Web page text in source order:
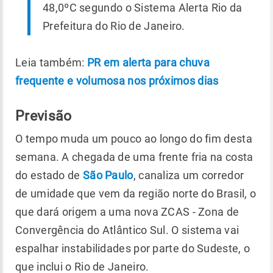
48,0ºC segundo o Sistema Alerta Rio da
Prefeitura do Rio de Janeiro.
Leia também: PR em alerta para chuva
frequente e volumosa nos próximos dias
Previsão
O tempo muda um pouco ao longo do fim desta
semana. A chegada de uma frente fria na costa
do estado de São Paulo, canaliza um corredor
de umidade que vem da região norte do Brasil, o
que dará origem a uma nova ZCAS - Zona de
Convergência do Atlântico Sul. O sistema vai
espalhar instabilidades por parte do Sudeste, o
que inclui o Rio de Janeiro.